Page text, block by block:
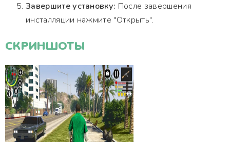
Завершите установку: После завершения
инсталляции нажмите "Открыть".
СКРИНШОТЫ